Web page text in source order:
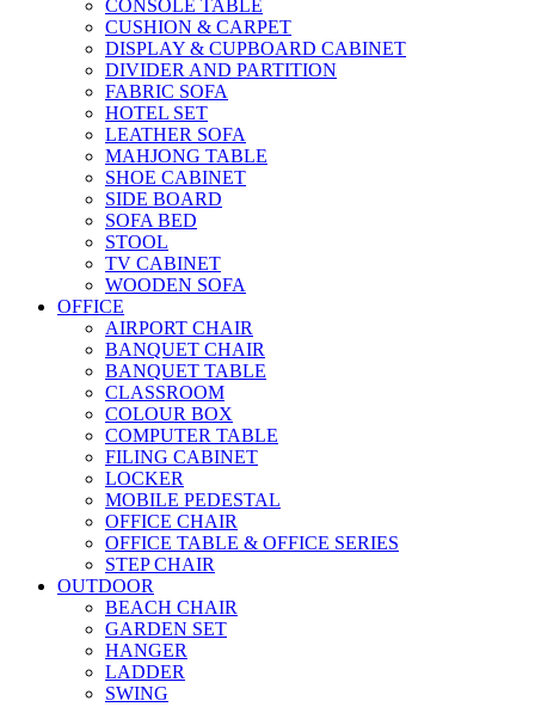
CONSOLE TABLE
CUSHION & CARPET
DISPLAY & CUPBOARD CABINET
DIVIDER AND PARTITION
FABRIC SOFA
HOTEL SET
LEATHER SOFA
MAHJONG TABLE
SHOE CABINET
SIDE BOARD
SOFA BED
STOOL
TV CABINET
WOODEN SOFA
OFFICE
AIRPORT CHAIR
BANQUET CHAIR
BANQUET TABLE
CLASSROOM
COLOUR BOX
COMPUTER TABLE
FILING CABINET
LOCKER
MOBILE PEDESTAL
OFFICE CHAIR
OFFICE TABLE & OFFICE SERIES
STEP CHAIR
OUTDOOR
BEACH CHAIR
GARDEN SET
HANGER
LADDER
SWING